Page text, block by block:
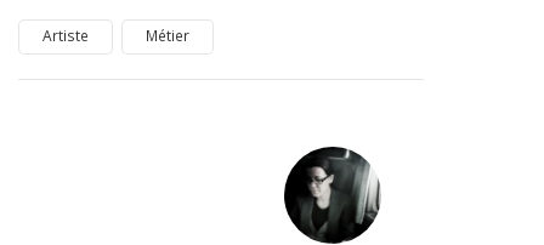
Artiste Métier